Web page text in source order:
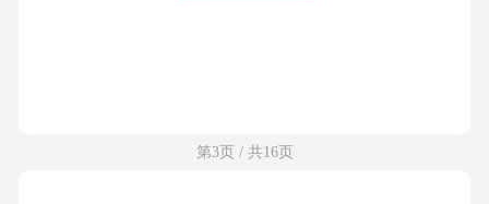
第3页 / 共16页